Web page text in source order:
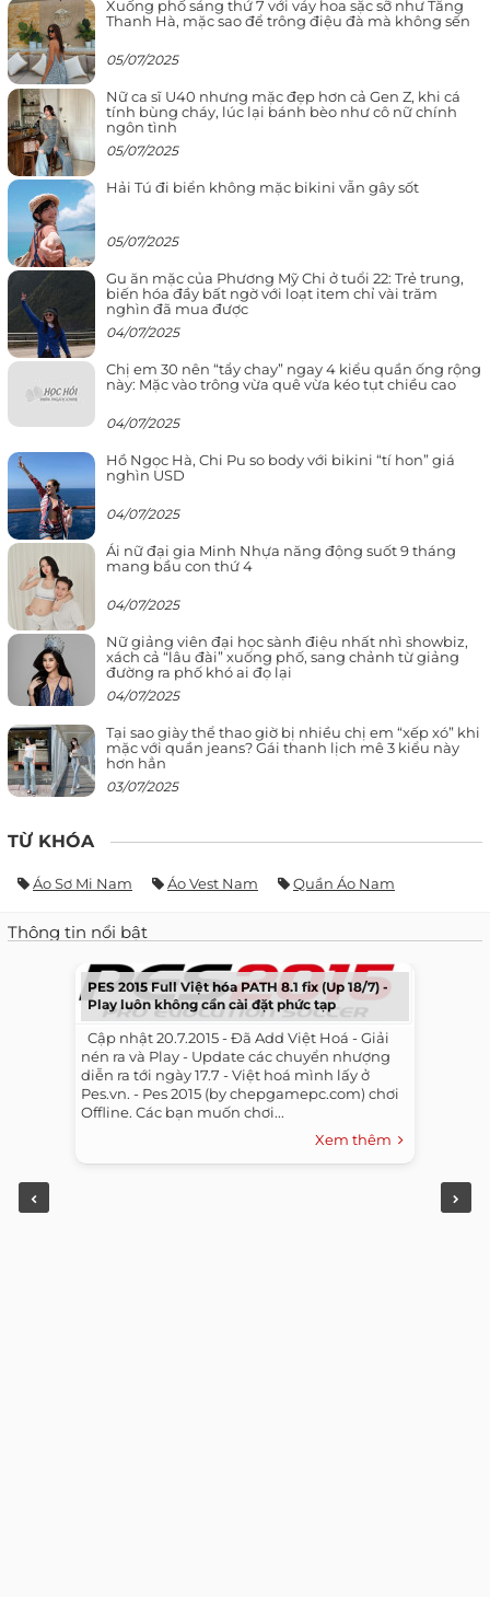
Xuống phố sáng thứ 7 với váy hoa sặc sỡ như Tăng
Thanh Hà, mặc sao để trông điệu đà mà không sến
05/07/2025
Nữ ca sĩ U40 nhưng mặc đẹp hơn cả Gen Z, khi cá
tính bùng cháy, lúc lại bánh bèo như cô nữ chính
ngôn tình
05/07/2025
Hải Tú đi biển không mặc bikini vẫn gây sốt
05/07/2025
Gu ăn mặc của Phương Mỹ Chi ở tuổi 22: Trẻ trung,
biến hóa đầy bất ngờ với loạt item chỉ vài trăm
nghìn đã mua được
04/07/2025
Chị em 30 nên “tẩy chay” ngay 4 kiểu quần ống rộng
này: Mặc vào trông vừa quê vừa kéo tụt chiều cao
04/07/2025
Hồ Ngọc Hà, Chi Pu so body với bikini “tí hon” giá
nghìn USD
04/07/2025
Ái nữ đại gia Minh Nhựa năng động suốt 9 tháng
mang bầu con thứ 4
04/07/2025
Nữ giảng viên đại học sành điệu nhất nhì showbiz,
xách cả “lâu đài” xuống phố, sang chảnh từ giảng
đường ra phố khó ai đọ lại
04/07/2025
Tại sao giày thể thao giờ bị nhiều chị em “xếp xó” khi
mặc với quần jeans? Gái thanh lịch mê 3 kiểu này
hơn hẳn
03/07/2025
TỪ KHÓA
Áo Sơ Mi Nam Áo Vest Nam Quần Áo Nam
Thông tin nổi bật
PES 2015 Full Việt hóa PATH 8.1 fix (Up 18/7) -
Play luôn không cần cài đặt phức tạp
​ ​ Cập nhật 20.7.2015 - Đã Add Việt Hoá - Giải
nén ra và Play - Update các chuyển nhượng
diễn ra tới ngày 17.7 - Việt hoá mình lấy ở
Pes.vn. - Pes 2015 (by chepgamepc.com) chơi
Offline. Các bạn muốn chơi...
Xem thêm